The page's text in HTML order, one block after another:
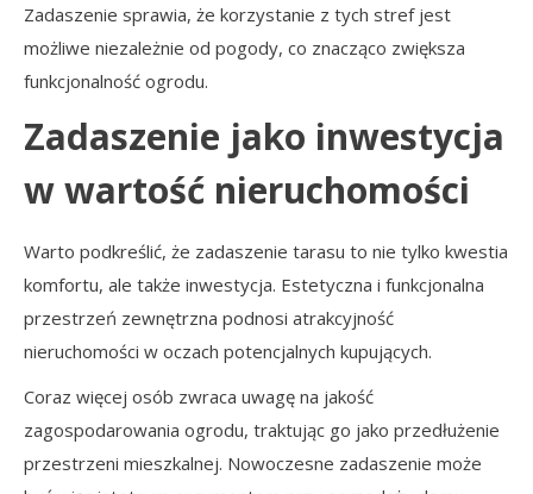
Zadaszenie sprawia, że korzystanie z tych stref jest
możliwe niezależnie od pogody, co znacząco zwiększa
funkcjonalność ogrodu.
Zadaszenie jako inwestycja
w wartość nieruchomości
Warto podkreślić, że zadaszenie tarasu to nie tylko kwestia
komfortu, ale także inwestycja. Estetyczna i funkcjonalna
przestrzeń zewnętrzna podnosi atrakcyjność
nieruchomości w oczach potencjalnych kupujących.
Coraz więcej osób zwraca uwagę na jakość
zagospodarowania ogrodu, traktując go jako przedłużenie
przestrzeni mieszkalnej. Nowoczesne zadaszenie może